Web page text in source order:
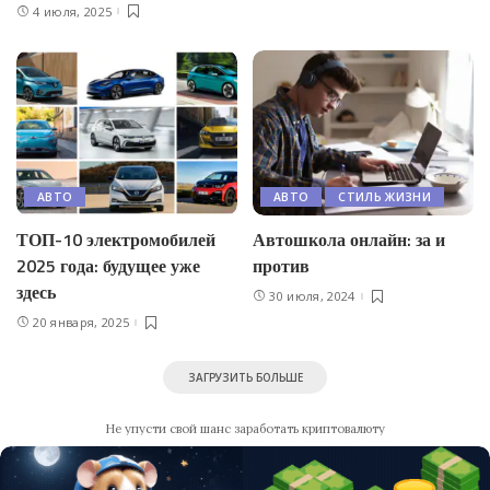
4 июля, 2025
АВТО
ТОП-10 электромобилей
2025 года: будущее уже
здесь
20 января, 2025
АВТО СТИЛЬ ЖИЗНИ
Автошкола онлайн: за и
против
30 июля, 2024
ЗАГРУЗИТЬ БОЛЬШЕ
Не упусти свой шанс заработать криптовалюту